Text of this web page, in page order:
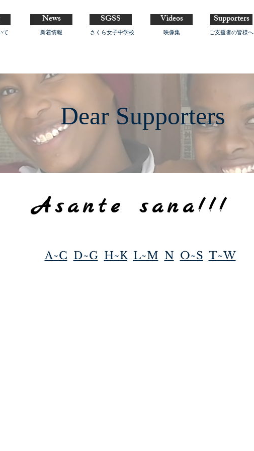
て
News
新着情報
SGSS
さくら女子中学校
Videos
映像集
Supporters
ご支援者の皆様へ
Dear Supporters
Asante sana!!!
A~C D~G H~K L~M N O~S T~W